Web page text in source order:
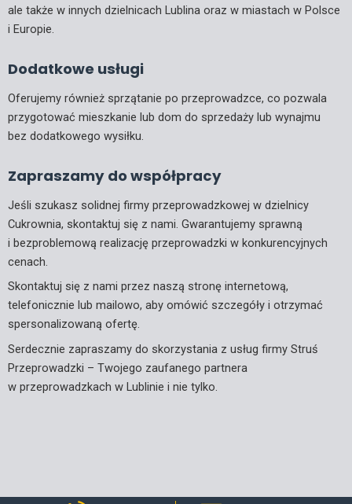
ale także w innych dzielnicach Lublina oraz w miastach w Polsce
i Europie.
Dodatkowe usługi
Oferujemy również sprzątanie po przeprowadzce, co pozwala
przygotować mieszkanie lub dom do sprzedaży lub wynajmu
bez dodatkowego wysiłku.
Zapraszamy do współpracy
Jeśli szukasz solidnej firmy przeprowadzkowej w dzielnicy
Cukrownia, skontaktuj się z nami. Gwarantujemy sprawną
i bezproblemową realizację przeprowadzki w konkurencyjnych
cenach.
Skontaktuj się z nami przez naszą stronę internetową,
telefonicznie lub mailowo, aby omówić szczegóły i otrzymać
spersonalizowaną ofertę.
Serdecznie zapraszamy do skorzystania z usług firmy Struś
Przeprowadzki – Twojego zaufanego partnera
w przeprowadzkach w Lublinie i nie tylko.